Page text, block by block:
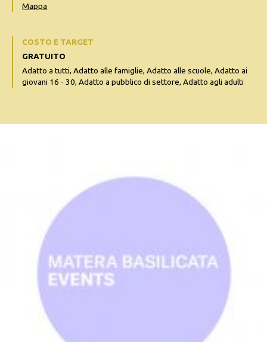
Mappa
COSTO E TARGET
GRATUITO
Adatto a tutti, Adatto alle famiglie, Adatto alle scuole, Adatto ai
giovani 16 - 30, Adatto a pubblico di settore, Adatto agli adulti